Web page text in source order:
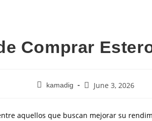
Comprar
kamadig June 3, 2026
aquellos que buscan mejorar su